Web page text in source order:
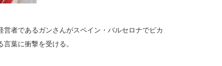
者であるガンさんがスペイン・バルセロナでピカ
葉に衝撃を受ける。